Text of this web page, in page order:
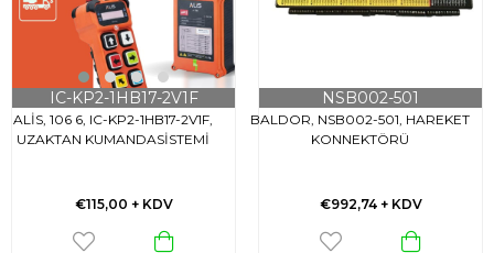
ALİS, 106 6, IC-KP2-1HB17-2V1F,
UZAKTAN KUMANDASİSTEMİ
IC-KP2-1HB17-2V1F
€115,00 + KDV
BALDOR, NSB002-501, HAREKET
KONNEKTÖRÜ
NSB002-501
€992,74 + KDV